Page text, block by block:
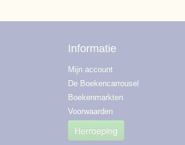
Informatie
Mijn account
De Boekencarrousel
Boekenmarkten
Voorwaarden
Herroeping